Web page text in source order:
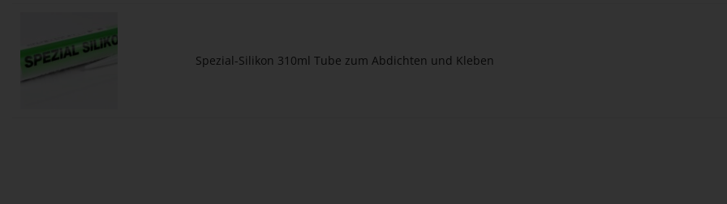
Spezial-Silikon 310ml Tube zum Abdichten und Kleben